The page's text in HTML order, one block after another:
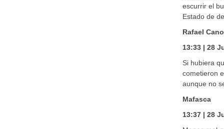
escurrir el
Estado de
Rafael Cano
13:33 | 28
Si hubiera
cometieron
aunque no
Mafasca
13:37 | 28